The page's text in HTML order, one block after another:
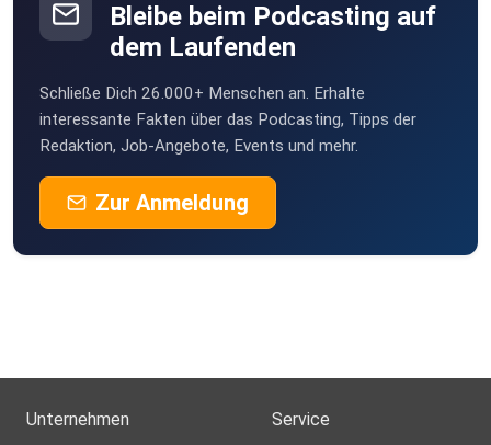
Bleibe beim Podcasting auf
dem Laufenden
Schließe Dich 26.000+ Menschen an. Erhalte
interessante Fakten über das Podcasting, Tipps der
Redaktion, Job-Angebote, Events und mehr.
Zur Anmeldung
Unternehmen Service